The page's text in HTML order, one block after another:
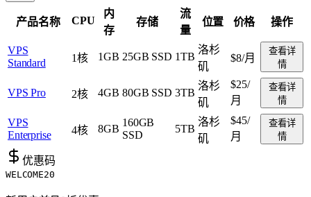
产品名称 CPU
内
存
存储
流
量
位置 价格 操作
VPS
Standard
1核 1GB 25GB SSD 1TB
洛杉
矶
$8/月
查看详
情
VPS Pro 2核 4GB 80GB SSD 3TB
洛杉
矶
$25/
月
查看详
情
VPS
Enterprise
4核 8GB
160GB
SSD
5TB
洛杉
矶
$45/
月
查看详
情
优惠码
WELCOME20